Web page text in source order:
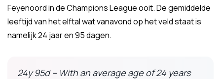
Feyenoord in de Champions League ooit. De gemiddelde
leeftijd van het elftal wat vanavond op het veld staat is
namelijk 24 jaar en 95 dagen.
24y 95d – With an average age of 24 years